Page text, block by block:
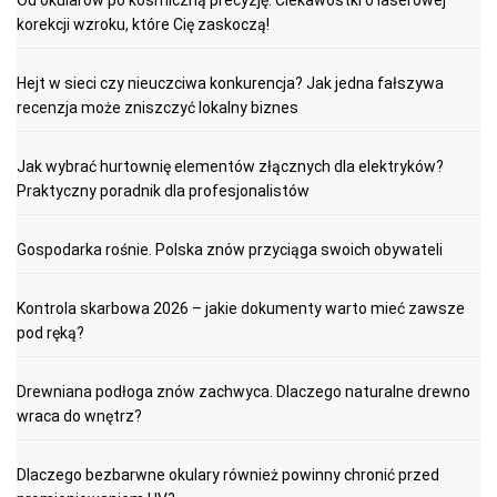
korekcji wzroku, które Cię zaskoczą!
Hejt w sieci czy nieuczciwa konkurencja? Jak jedna fałszywa
recenzja może zniszczyć lokalny biznes
Jak wybrać hurtownię elementów złącznych dla elektryków?
Praktyczny poradnik dla profesjonalistów
Gospodarka rośnie. Polska znów przyciąga swoich obywateli
Kontrola skarbowa 2026 – jakie dokumenty warto mieć zawsze
pod ręką?
Drewniana podłoga znów zachwyca. Dlaczego naturalne drewno
wraca do wnętrz?
Dlaczego bezbarwne okulary również powinny chronić przed